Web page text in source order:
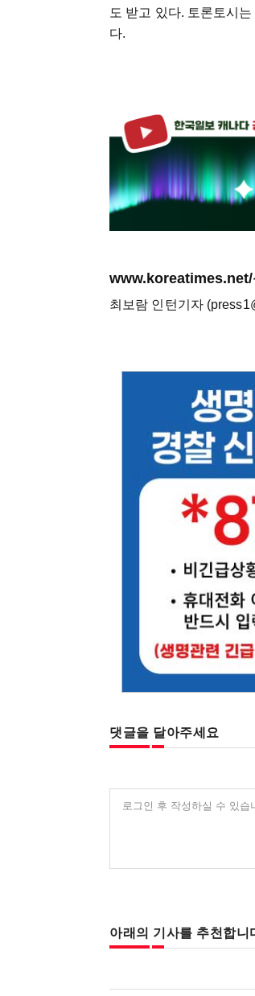
도 받고 있다. 토론토시
다.
www.koreatimes.net/
최보람 인턴기자
댓글을 달아주세요
로그인 후 작성하실 수 있습
아래의 기사를 추천합니